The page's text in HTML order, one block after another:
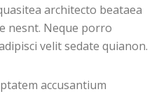
architecto beataea
nesnt. Neque porro
velit sedate quianon.
accusantium